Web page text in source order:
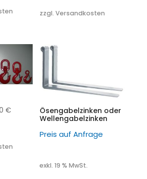
zzgl. Versandkosten
€
Ösengabelzinken oder
Wellengabelzinken
Preis auf Anfrage
exkl. 19 % MwSt.